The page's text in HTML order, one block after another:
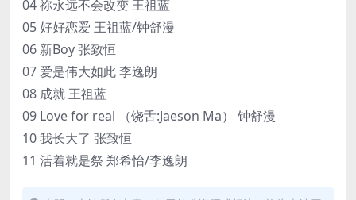
04 祢永远不会改变 王祖蓝
05 好好恋爱 王祖蓝/钟舒漫
06 新Boy 张致恒
07 爱是伟大如此 李逸朗
08 成就 王祖蓝
09 Love for real （饶舌:Jaeson Ma） 钟舒漫
10 我长大了 张致恒
11 活着就是祭 郑希怡/李逸朗